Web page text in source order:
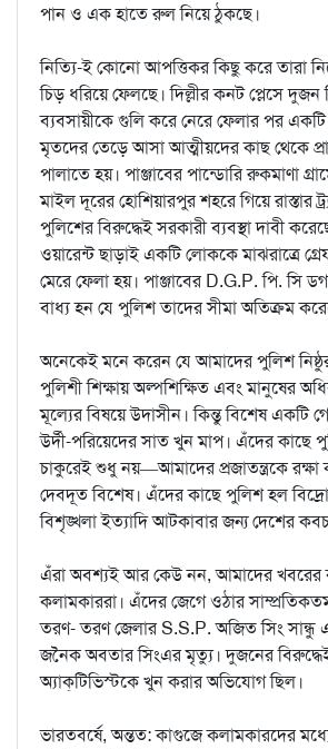
পান ও এক হাতে রুল নিয়ে ঠুকছে।
নিত্যি-ই কোনো আপত্তিকর কিছু করে তারা
চিড় ধরিয়ে ফেলছে। দিল্লীর কনট প্লেসে দুজন
ব্যবসায়ীকে গুলি করে নেরে ফেলার পর একটি
মৃতদের তেড়ে আসা আত্মীয়দের কাছ থেকে
পালাতে হয়। পাঞ্জাবের পান্ডোরি রুকমাণা
মাইল দূরের হোশিয়ারপুর শহরে গিয়ে রাস্তার
পুলিশের বিরুদ্ধেই সরকারী ব্যবস্থা দাবী
ওয়ারেন্ট ছাড়াই একটি লোককে মাঝরাত্রে
মেরে ফেলা হয়। পাঞ্জাবের D.G.P. পি. সি
বাধ্য হন যে পুলিশ তাদের সীমা অতিক্রম
অনেকেই মনে করেন যে আমাদের পুলিশ
পুলিশী শিক্ষায় অল্পশিক্ষিত এবং মানুষের
মূল্যের বিষয়ে উদাসীন। কিন্তু বিশেষ একটি
উর্দী-পরিয়েদের সাত খুন মাপ। এঁদের কাছে
চাকুরেই শুধু নয়—আমাদের প্রজাতন্ত্রকে রক্ষা
দেবদূত বিশেষ। এঁদের কাছে পুলিশ হল
বিশৃঙ্খলা ইত্যাদি আটকাবার জন্য দেশের
এঁরা অবশ্যই আর কেউ নন, আমাদের খবরের
কলামকাররা। এঁদের জেগে ওঠার
তরণ- তরণ জেলার S.S.P. অজিত সিং সান্ধু
জনৈক অবতার সিংএর মৃত্যু। দুজনের
অ্যাক্‌টিভিস্টকে খুন করার অভিযোগ ছিল।
ভারতবর্ষে, অন্তত: কাগুজে কলামকারদের